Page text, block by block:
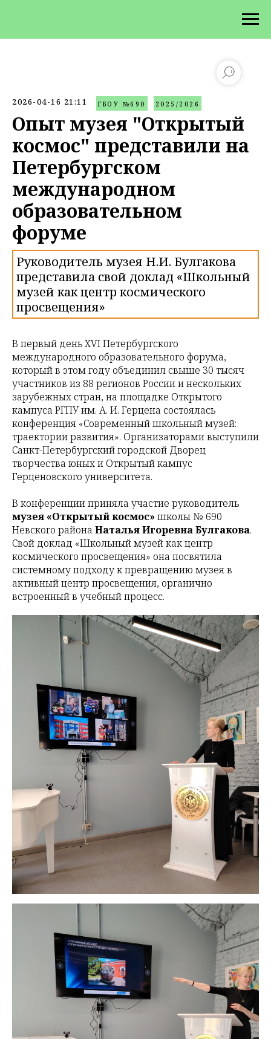
Опыт музея "Открытый
космос" представили на
Петербургском
международном
образовательном
форуме
Руководитель музея Н.И. Булгакова
представила свой доклад «Школьный
музей как центр космического
просвещения»
В первый день XVI Петербургского
международного образовательного форума,
который в этом году объединил свыше 30 тысяч
участников из 88 регионов России и нескольких
зарубежных стран, на площадке Открытого
кампуса РГПУ им. А. И. Герцена состоялась
конференция «Современный школьный музей:
траектории развития». Организаторами выступили
Санкт-Петербургский городской Дворец
творчества юных и Открытый кампус
Герценовского университета.
В конференции приняла участие руководитель
музея «Открытый космос» школы № 690
Невского районаНаталья Игоревна Булгакова.
Свой доклад «Школьный музей как центр
космического просвещения» она посвятила
системному подходу к превращению музея в
активный центр просвещения, органично
встроенный в учебный процесс.
2026-04-16 21:11 ГБОУ №690 2025/2026